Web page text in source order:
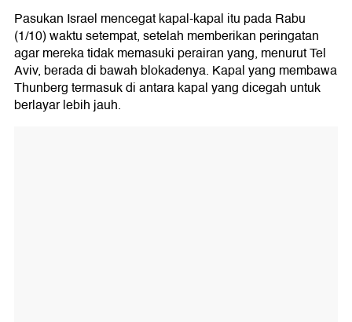
Pasukan Israel mencegat kapal-kapal itu pada Rabu
(1/10) waktu setempat, setelah memberikan peringatan
agar mereka tidak memasuki perairan yang, menurut Tel
Aviv, berada di bawah blokadenya. Kapal yang membawa
Thunberg termasuk di antara kapal yang dicegah untuk
berlayar lebih jauh.